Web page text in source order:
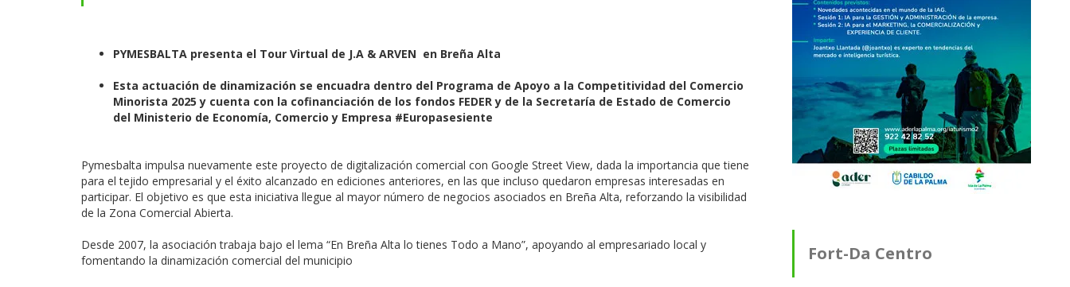
PYMESBALTA presenta el Tour Virtual de J.A & ARVEN en Breña Alta
Esta actuación de dinamización se encuadra dentro del Programa de Apoyo a la Competitividad del Comercio
Minorista 2025 y cuenta con la cofinanciación de los fondos FEDER y de la Secretaría de Estado de Comercio
del Ministerio de Economía, Comercio y Empresa #Europasesiente
Pymesbalta impulsa nuevamente este proyecto de digitalización comercial con Google Street View, dada la importancia que tiene
para el tejido empresarial y el éxito alcanzado en ediciones anteriores, en las que incluso quedaron empresas interesadas en
participar. El objetivo es que esta iniciativa llegue al mayor número de negocios asociados en Breña Alta, reforzando la visibilidad
de la Zona Comercial Abierta.
Desde 2007, la asociación trabaja bajo el lema “En Breña Alta lo tienes Todo a Mano”, apoyando al empresariado local y
fomentando la dinamización comercial del municipio
Fort-Da Centro